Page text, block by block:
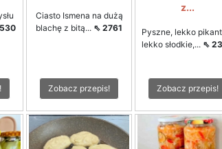
Ciasto Ismena na dużą
blachę z bitą... ⇖ 2761
Zobacz przepis!
z...
Pyszne, lekko
lekko słodkie,... ⇖
Zobacz przepis!